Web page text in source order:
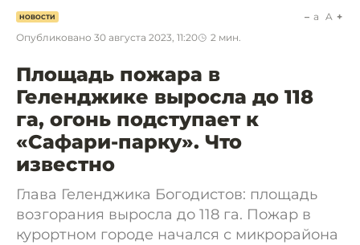
НОВОСТИ
Опубликовано 30 августа 2023, 11:20 2 мин.
a A
Площадь пожара в
Геленджике выросла до 118
га, огонь подступает к
«Сафари-парку». Что
известно
Глава Геленджика Богодистов: площадь
возгорания выросла до 118 га. Пожар в
курортном городе начался с микрорайона